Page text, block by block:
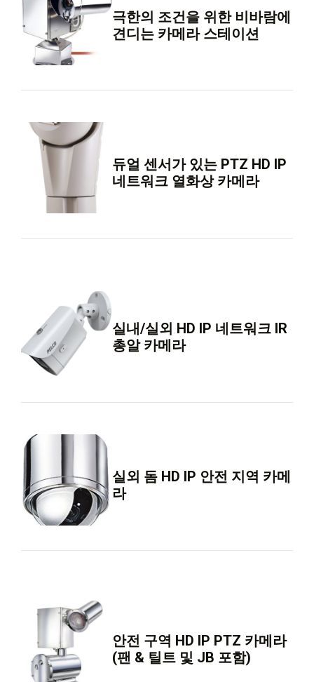
극한의 조건을 위한 비바람에
견디는 카메라 스테이션
듀얼 센서가 있는 PTZ HD IP
네트워크 열화상 카메라
실내/실외 HD IP 네트워크 IR
총알 카메라
실외 돔 HD IP 안전 지역 카메
라
안전 구역 HD IP PTZ 카메라
(팬 & 틸트 및 JB 포함)